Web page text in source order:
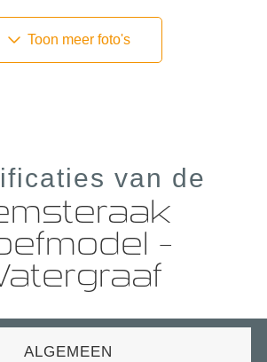
Toon meer foto's
van de
–
ALGEMEEN